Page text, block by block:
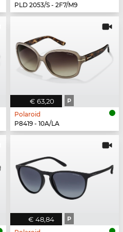
PLD 2053/S - 2F7/M9
€ 63,20 P
Polaroid
P8419 - 10A/LA
€ 48,84 P